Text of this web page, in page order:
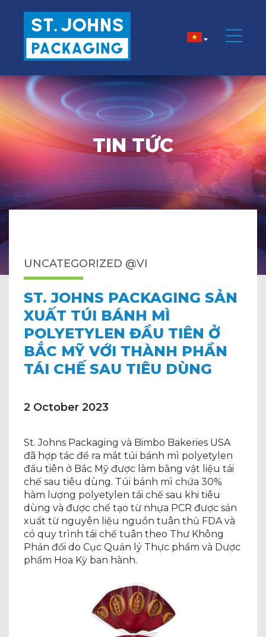
TIN TỨC
UNCATEGORIZED @VI
ST. JOHNS PACKAGING SẢN
XUẤT TÚI BÁNH MÌ
POLYETYLEN ĐẦU TIÊN Ở
BẮC MỸ VỚI THÀNH PHẦN
TÁI CHẾ SAU TIÊU DÙNG
2 October 2023
St. Johns Packaging và Bimbo Bakeries USA
đã hợp tác để ra mắt túi bánh mì polyetylen
đầu tiên ở Bắc Mỹ được làm bằng vật liệu tái
chế sau tiêu dùng. Túi bánh mì chứa 30%
hàm lượng polyetylen tái chế sau khi tiêu
dùng và được chế tạo từ nhựa PCR được sản
xuất từ ​​nguyên liệu nguồn tuân thủ FDA và
có quy trình tái chế tuân theo Thư Không
Phản đối do Cục Quản lý Thực phẩm và Dược
phẩm Hoa Kỳ ban hành.